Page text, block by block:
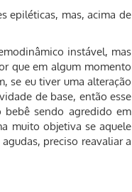
epiléticas, mas, acima de
instável, mas
que em algum momento
se eu tiver uma alteração
de base, então esse
sendo agredido em
muito objetiva se aquele
preciso reavaliar a